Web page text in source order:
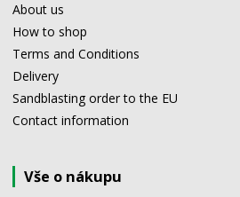
About us
How to shop
Terms and Conditions
Delivery
Sandblasting order to the EU
Contact information
Vše o nákupu